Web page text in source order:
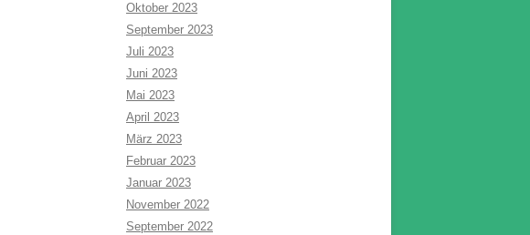
Oktober 2023
September 2023
Juli 2023
Juni 2023
Mai 2023
April 2023
März 2023
Februar 2023
Januar 2023
November 2022
September 2022